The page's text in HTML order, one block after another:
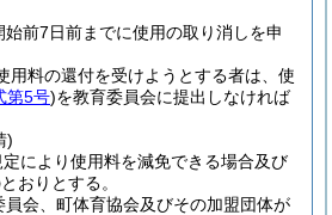
前7日前までに使用の取り消しを申
用料の還付を受けようとする者は、使
第5号)を教育委員会に提出しなければ
)
定により使用料を減免できる場合及び
おりとする。
員会、町体育協会及びその加盟団体が